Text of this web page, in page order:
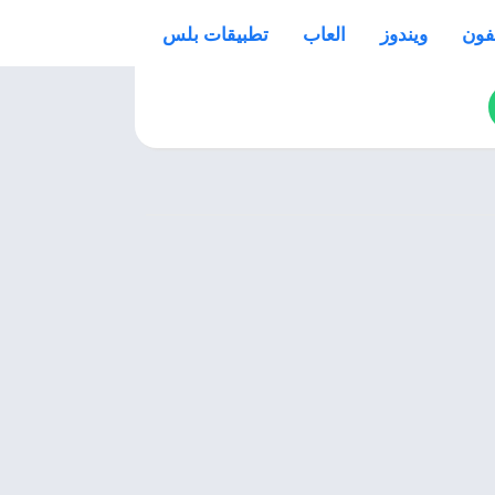
ويندوز العاب تطبيقات بلس